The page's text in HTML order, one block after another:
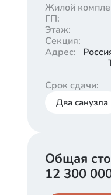
Жилой
ГП:
Этаж:
Секция:
Адрес:
Срок сдачи:
Два санузла
Общая
12 300